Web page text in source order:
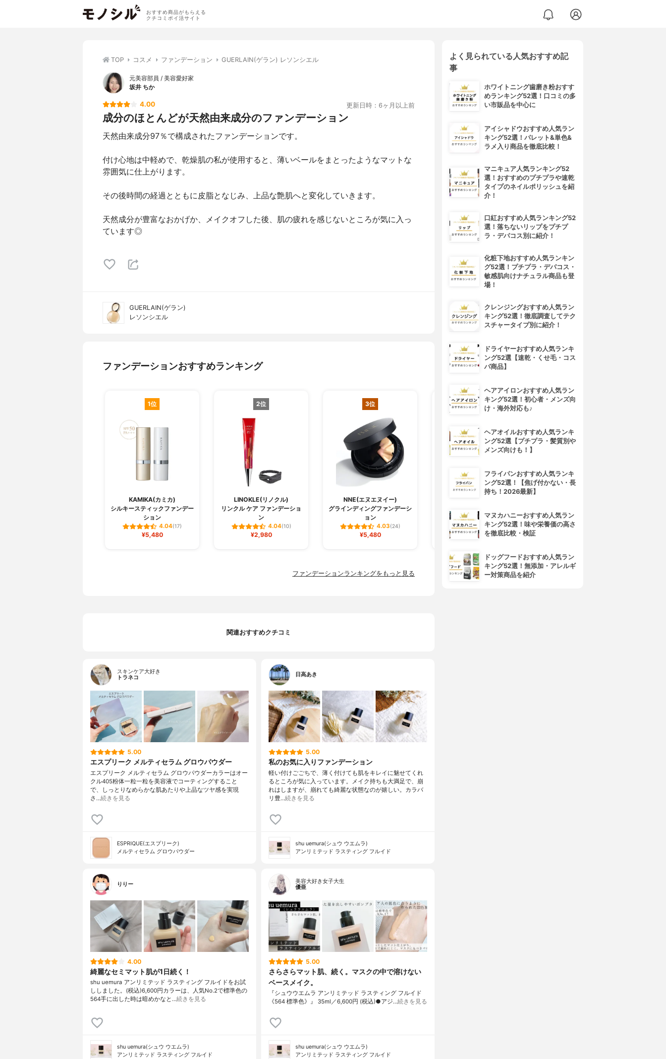
おすすめ商品がもらえる
クチコミポイ活サイト
TOP コスメ ファンデーション GUERLAIN(ゲラン) レソンシエル
元美容部員 / 美容愛好家
坂井 ちか
4.00 更新日時：6ヶ月以上前
成分のほとんどが天然由来成分のファンデーション
天然由来成分97％で構成されたファンデーションです。
付け心地は中軽めで、乾燥肌の私が使用すると、薄いベールをまとったようなマットな
雰囲気に仕上がります。
その後時間の経過とともに皮脂となじみ、上品な艶肌へと変化していきます。
天然成分が豊富なおかげか、メイクオフした後、肌の疲れを感じないところが気に入っ
ています◎
GUERLAIN(ゲラン)
レソンシエル
ファンデーションおすすめランキング
1位
KAMIKA(カミカ)
シルキースティックファンデー
ション
4.04(17)
¥5,480
2位
LINOKLE(リノクル)
リンクル ケア ファンデーショ
ン
4.04(10)
¥2,980
3位
NNE(エヌエヌイー)
グラインディングファンデーシ
ョン
4.03(24)
¥5,480
4位
ョン
4.02
¥1,980
ファンデーションランキングをもっと見る
関連おすすめクチコミ
スキンケア大好き
トラネコ
5.00
エスプリーク メルティセラム グロウパウダー
エスプリーク メルティセラム グロウパウダーカラーはオー
クル405粉体一粒一粒を美容液でコーティングすること
で、しっとりなめらかな肌あたりや上品なツヤ感を実現
さ…続きを見る
ESPRIQUE(エスプリーク)
メルティセラム グロウパウダー
日高あき
5.00
私のお気に入りファンデーション
軽い付けごごちで、薄く付けても肌をキレイに魅せてくれ
るところが気に入っています。メイク持ちも大満足で、崩
れはしますが、崩れても綺麗な状態なのが嬉しい。カラバ
リ豊…続きを見る
shu uemura(シュウ ウエムラ)
アンリミテッド ラスティング フルイド
りりー
4.00
綺麗なセミマット肌が1日続く！
shu uemura アンリミテッド ラスティング フルイドをお試
ししました。(税込)6,600円カラーは、人気No.2で標準色の
564手に出した時は暗めかなと…続きを見る
shu uemura(シュウ ウエムラ)
アンリミテッド ラスティング フルイド
美容大好き女子大生
優亜
5.00
さらさらマット肌、続く。マスクの中で溶けない
ベースメイク。
『シュウウエムラ アンリミテッド ラスティング フルイド
《564 標準色》』 35ml／6,600円 (税込)●アジ…続きを見る
shu uemura(シュウ ウエムラ)
アンリミテッド ラスティング フルイド
よく見られている人気おすすめ記
事
ホワイトニング歯磨き粉おすす
めランキング52選！口コミの多
い市販品を中心に
アイシャドウおすすめ人気ラン
キング52選！パレット&単色&
ラメ入り商品を徹底比較！
マニキュア人気ランキング52
選！おすすめのプチプラや速乾
タイプのネイルポリッシュを紹
介！
口紅おすすめ人気ランキング52
選！落ちないリップをプチプ
ラ・デパコス別に紹介！
化粧下地おすすめ人気ランキン
グ52選！プチプラ・デパコス・
敏感肌向けナチュラル商品も登
場！
クレンジングおすすめ人気ラン
キング52選！徹底調査してテク
スチャータイプ別に紹介！
ドライヤーおすすめ人気ランキ
ング52選【速乾・くせ毛・コス
パ商品】
ヘアアイロンおすすめ人気ラン
キング52選！初心者・メンズ向
け・海外対応も♪
ヘアオイルおすすめ人気ランキ
ング52選【プチプラ・髪質別や
メンズ向けも！】
フライパンおすすめ人気ランキ
ング52選！【焦げ付かない・長
持ち！2026最新】
マヌカハニーおすすめ人気ラン
キング52選！味や栄養価の高さ
を徹底比較・検証
ドッグフードおすすめ人気ラン
キング52選！無添加・アレルギ
ー対策商品を紹介